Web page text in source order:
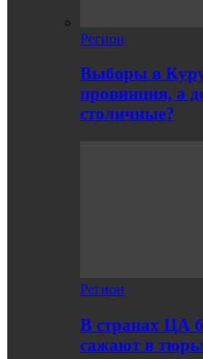
Регион
Выборы в
провинция, а
столичные?
Регион
В странах ЦА
сажают в